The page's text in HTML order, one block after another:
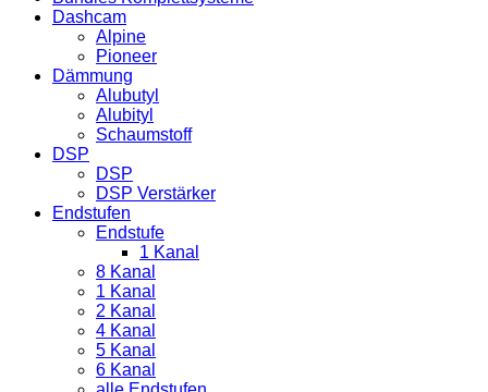
Dashcam
Alpine
Pioneer
Dämmung
Alubutyl
Alubityl
Schaumstoff
DSP
DSP
DSP Verstärker
Endstufen
Endstufe
1 Kanal
8 Kanal
1 Kanal
2 Kanal
4 Kanal
5 Kanal
6 Kanal